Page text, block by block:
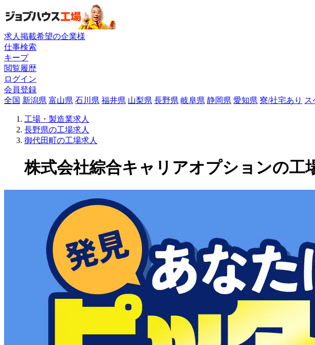
求人掲載希望の企業様
仕事検索
キープ
閲覧履歴
ログイン
会員登録
全国 新潟県 富山県 石川県 福井県 山梨県 長野県 岐阜県 静岡県 愛知県 寮/社宅あり ス
工場・製造業求人
長野県の工場求人
御代田町の工場求人
株式会社綜合キャリアオプションの工